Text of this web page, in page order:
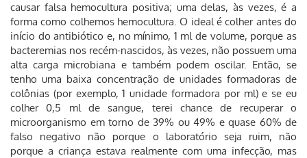
causar falsa hemocultura positiva; uma delas, às vezes, é a
forma como colhemos hemocultura. O ideal é colher antes do
início do antibiótico e, no mínimo, 1 ml de volume, porque as
bacteremias nos recém-nascidos, às vezes, não possuem uma
alta carga microbiana e também podem oscilar. Então, se
tenho uma baixa concentração de unidades formadoras de
colônias (por exemplo, 1 unidade formadora por ml) e se eu
colher 0,5 ml de sangue, terei chance de recuperar o
microorganismo em torno de 39% ou 49% e quase 60% de
falso negativo não porque o laboratório seja ruim, não
porque a criança estava realmente com uma infecção, mas